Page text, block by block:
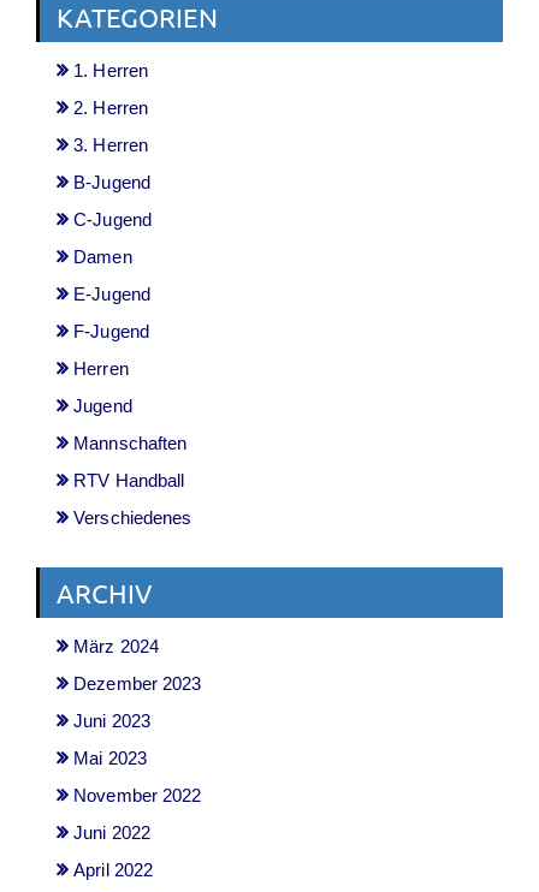
KATEGORIEN
1. Herren
2. Herren
3. Herren
B-Jugend
C-Jugend
Damen
E-Jugend
F-Jugend
Herren
Jugend
Mannschaften
RTV Handball
Verschiedenes
ARCHIV
März 2024
Dezember 2023
Juni 2023
Mai 2023
November 2022
Juni 2022
April 2022